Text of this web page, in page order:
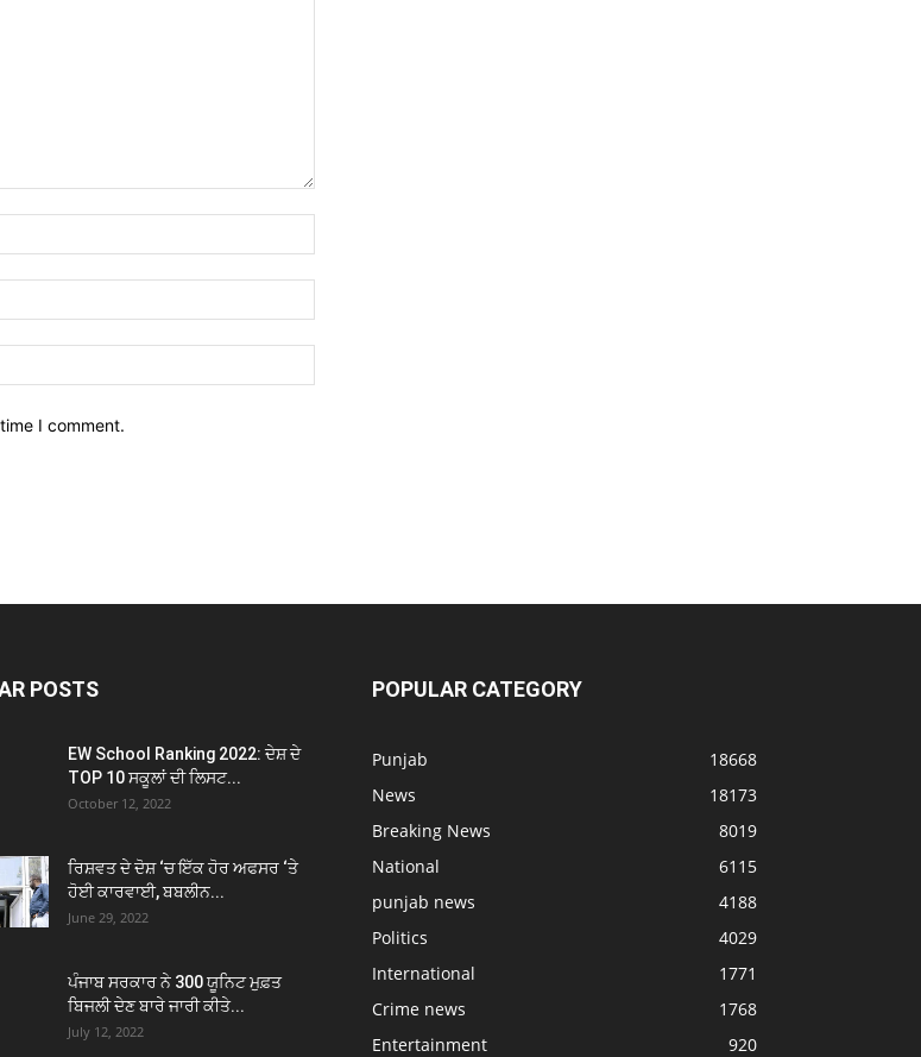
I comment.
POSTS
EW School Ranking 2022: ਦੇਸ਼ ਦੇ
TOP 10 ਸਕੂਲਾਂ ਦੀ ਲਿਸਟ...
October 12, 2022
ਰਿਸ਼ਵਤ ਦੇ ਦੋਸ਼ ‘ਚ ਇੱਕ ਹੋਰ ਅਫਸਰ ‘ਤੇ
ਹੋਈ ਕਾਰਵਾਈ, ਬਬਲੀਨ...
June 29, 2022
ਪੰਜਾਬ ਸਰਕਾਰ ਨੇ 300 ਯੂਨਿਟ ਮੁਫ਼ਤ
ਬਿਜਲੀ ਦੇਣ ਬਾਰੇ ਜਾਰੀ ਕੀਤੇ...
July 12, 2022
POPULAR CATEGORY
Punjab
18668
News
18173
Breaking News
8019
National
6115
punjab news
4188
Politics
4029
International
1771
Crime news
1768
Entertainment
920